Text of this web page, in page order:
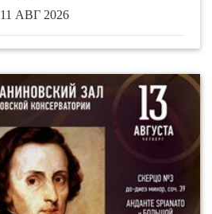
11 АВГ 2026